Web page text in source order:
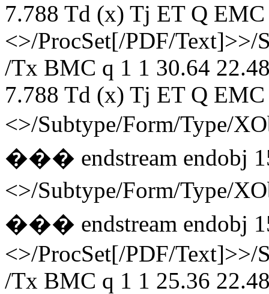
7.788 Td (x) Tj ET Q
<>/ProcSet[/PDF/Text]>>/
/Tx BMC q 1 1 30.64
7.788 Td (x) Tj ET Q
<>/Subtype/Form/Type/
��� endstream endobj
<>/Subtype/Form/Type/
��� endstream endobj
<>/ProcSet[/PDF/Text]>>/
/Tx BMC q 1 1 25.36